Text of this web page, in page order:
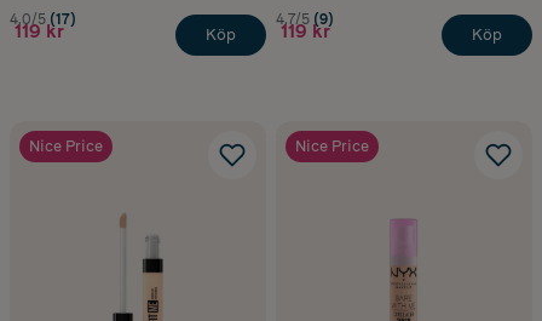
4.0/5 (17)
119 kr Köp
4.7/5 (9)
119 kr Köp
Nice Price Nice Price